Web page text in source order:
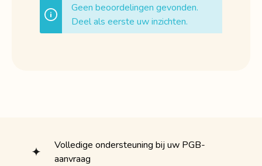
Geen beoordelingen gevonden.
Deel als eerste uw inzichten.
Volledige ondersteuning bij uw PGB-
aanvraag